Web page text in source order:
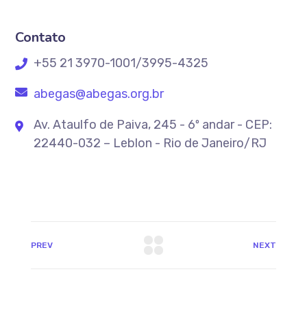
Contato
+55 21 3970-1001/3995-4325
abegas@abegas.org.br
Av. Ataulfo de Paiva, 245 - 6º andar - CEP:
22440-032 – Leblon - Rio de Janeiro/RJ
PREV NEXT